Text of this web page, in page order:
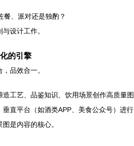
餐、派对还是独酌？
设计工作。
的引擎
品效合一。
造工艺、品鉴知识、饮用场景创作高质量图
直平台（如酒类APP、美食公众号）进行
图是内容的核心。